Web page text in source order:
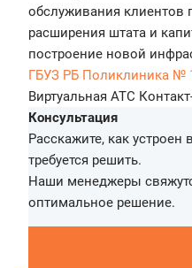
обслуживания клиентов
расширения штата и
построение новой
ГБУЗ РБ Поликлиника №
Виртуальная АТС
Консультация
Расскажите, как
требуется решить.
Наши менеджеры
оптимальное решение.